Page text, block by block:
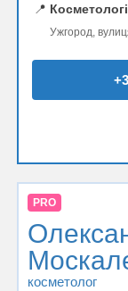
📍
Ужгород,
PRO
косметолог